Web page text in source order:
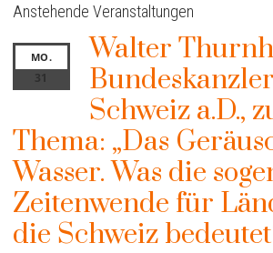
Anstehende Veranstaltungen
MO.
31
Walter
Schweiz a.D.,
Thema: „Das
Wasser. Was die
Zeitenwende für
die Schweiz